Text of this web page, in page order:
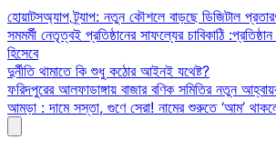
Skip
to
content
হোয়াটসঅ্যাপ ট্র্যাপ: নতুন কৌশলে বাড়ছে ডিজিটাল
সমমর্মী নেতৃত্বই প্রতিষ্ঠানের সাফল্যের চাবিকাঠি
হিসেবে
দুর্নীতি থামাতে কি শুধু কঠোর আইনই যথেষ্ট?
ফরিদপুরের আলফাডাঙ্গায় বাজার বণিক সমিতির নতুন
আমড়া : দামে সস্তা, গুণে সেরা! নামের শুরুতে ‘আম’